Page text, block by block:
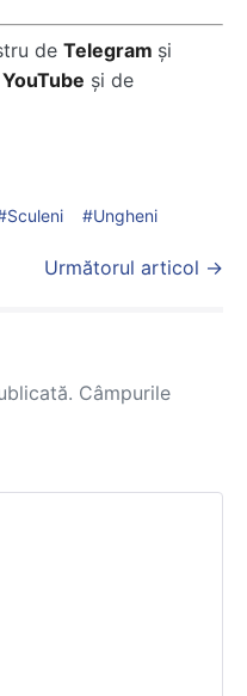
deTelegram și
YouTube și de
Sculeni Ungheni
Următorul articol →
Câmpurile